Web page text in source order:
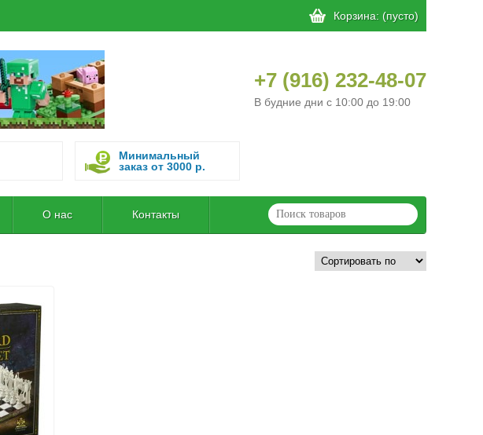
Корзина: (пусто)
+7 (916) 232-48-07
В будние дни с 10:00 до 19:00
Минимальный
заказ от 3000 р.
О нас Контакты